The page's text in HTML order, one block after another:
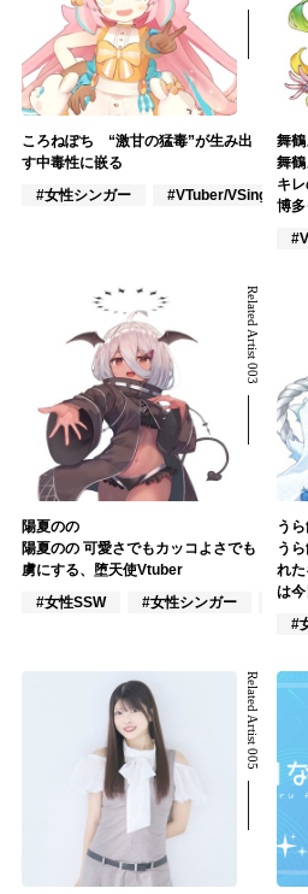
ころねぽち “激甘の猛毒”が生み出
す中毒性に嵌る
#女性シンガー
#VTuber/VSinger
舞鶴
舞
キ
博
Related Artist 003
陽夏のの
陽夏のの 可愛さでもカッコよさでも
虜にする、堕天使Vtuber
#女性SSW
#女性シンガー #イ
う
う
れ
は
#
Related Artist 005